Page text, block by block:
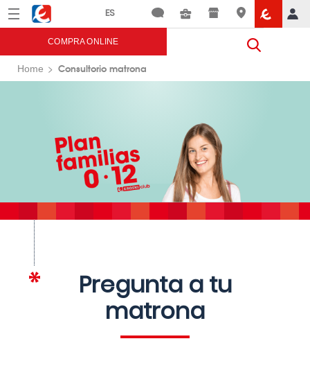
Menú Eroski
COMPRA ONLINE
Home Consultorio matrona
Pregunta a tu
matrona